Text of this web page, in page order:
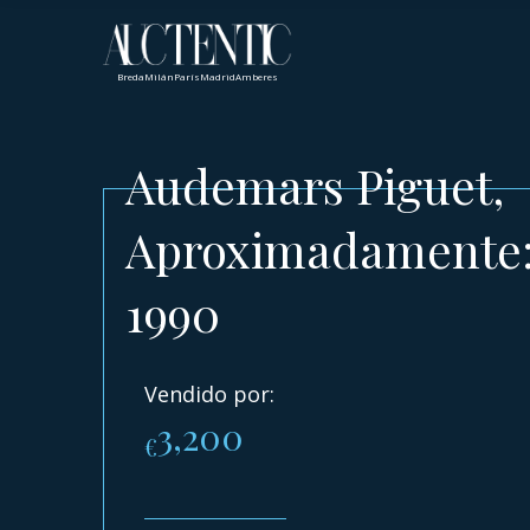
BredaMilánParísMadridAmberes
Audemars Piguet,
1990
Vendido por:
€3,200